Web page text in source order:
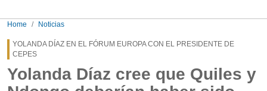
Home Noticias
YOLANDA DÍAZ EN EL FÓRUM EUROPA CON EL PRESIDENTE DE
CEPES
Yolanda Díaz cree que Quiles y